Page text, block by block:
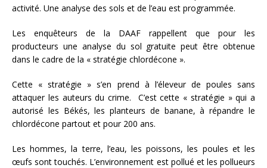
activité. Une analyse des sols et de l’eau est programmée.
Les enquêteurs de la DAAF rappellent que pour les
producteurs une analyse du sol gratuite peut être obtenue
dans le cadre de la « stratégie chlordécone ».
Cette « stratégie » s’en prend à l’éleveur de poules sans
attaquer les auteurs du crime. C’est cette « stratégie » qui a
autorisé les Békés, les planteurs de banane, à répandre le
chlordécone partout et pour 200 ans.
Les hommes, la terre, l’eau, les poissons, les poules et les
œufs sont touchés. L’environnement est pollué et les pollueurs